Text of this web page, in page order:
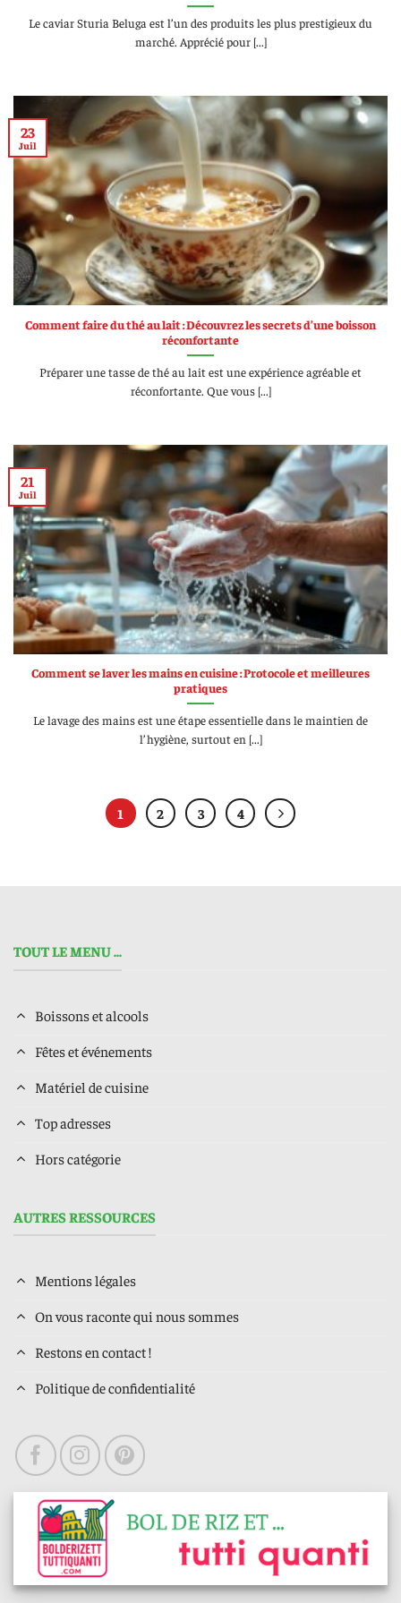
Le caviar Sturia Beluga est l’un des produits les plus prestigieux du
marché. Apprécié pour [...]
Comment faire du thé au lait : Découvrez les secrets d’une boisson
réconfortante
Préparer une tasse de thé au lait est une expérience agréable et
réconfortante. Que vous [...]
23
Juil
Comment se laver les mains en cuisine : Protocole et meilleures
pratiques
Le lavage des mains est une étape essentielle dans le maintien de
l’hygiène, surtout en [...]
21
Juil
1 2 3 4
TOUT LE MENU ...
Boissons et alcools
Fêtes et événements
Matériel de cuisine
Top adresses
Hors catégorie
AUTRES RESSOURCES
Mentions légales
On vous raconte qui nous sommes
Restons en contact !
Politique de confidentialité